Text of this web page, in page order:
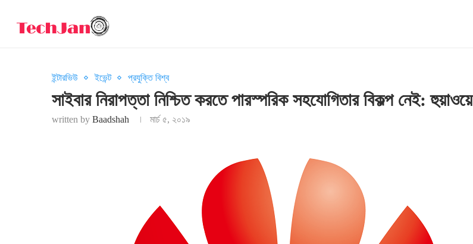
ইন্টারভিউ ইভেন্ট প্রযুক্তি বিশ্ব
সাইবার নিরাপত্তা নিশ্চিত করতে পারস্পরিক সহযোগিতার বিকল্প নেই: হুয়াওয়ে
written by Baadshah মার্চ ৫, ২০১৯